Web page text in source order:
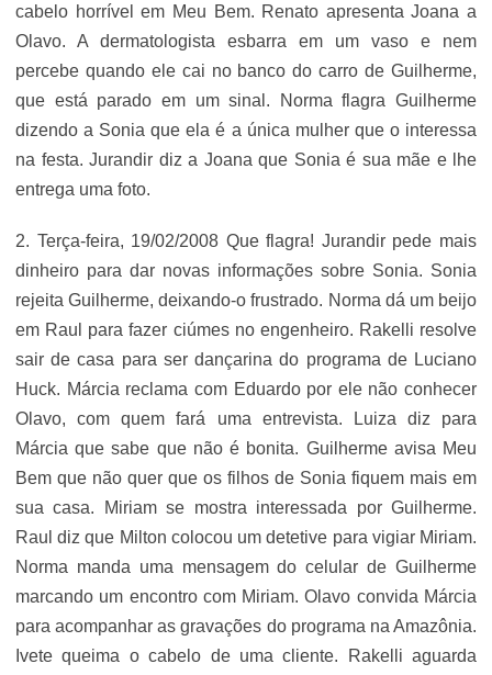
cabelo horrível em Meu Bem. Renato apresenta Joana a
Olavo. A dermatologista esbarra em um vaso e nem
percebe quando ele cai no banco do carro de Guilherme,
que está parado em um sinal. Norma flagra Guilherme
dizendo a Sonia que ela é a única mulher que o interessa
na festa. Jurandir diz a Joana que Sonia é sua mãe e lhe
entrega uma foto.
2. Terça-feira, 19/02/2008 Que flagra! Jurandir pede mais
dinheiro para dar novas informações sobre Sonia. Sonia
rejeita Guilherme, deixando-o frustrado. Norma dá um beijo
em Raul para fazer ciúmes no engenheiro. Rakelli resolve
sair de casa para ser dançarina do programa de Luciano
Huck. Márcia reclama com Eduardo por ele não conhecer
Olavo, com quem fará uma entrevista. Luiza diz para
Márcia que sabe que não é bonita. Guilherme avisa Meu
Bem que não quer que os filhos de Sonia fiquem mais em
sua casa. Miriam se mostra interessada por Guilherme.
Raul diz que Milton colocou um detetive para vigiar Miriam.
Norma manda uma mensagem do celular de Guilherme
marcando um encontro com Miriam. Olavo convida Márcia
para acompanhar as gravações do programa na Amazônia.
Ivete queima o cabelo de uma cliente. Rakelli aguarda